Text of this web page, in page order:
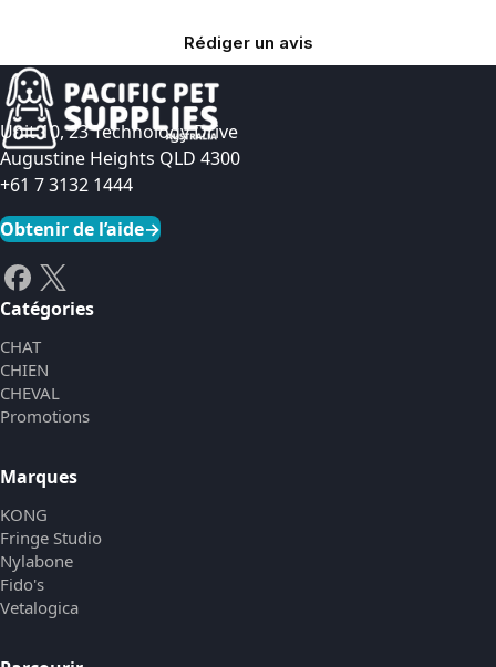
Rédiger un avis
Unit 10, 23 Technology Drive
Augustine Heights QLD 4300
+61 7 3132 1444
Obtenir de l’aide→
Catégories
CHAT
CHIEN
CHEVAL
Promotions
Marques
KONG
Fringe Studio
Nylabone
Fido's
Vetalogica